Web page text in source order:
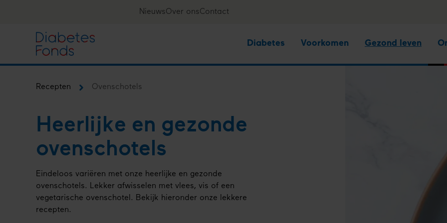
gaan
NieuwsOver onsContact
Diabetes Voorkomen Gezond leven
Recepten Ovenschotels
Heerlijke en gezonde
ovenschotels
Eindeloos variëren met onze heerlijke en gezonde
ovenschotels. Lekker afwisselen met vlees, vis of een
vegetarische ovenschotel. Bekijk hieronder onze lekkere
recepten.